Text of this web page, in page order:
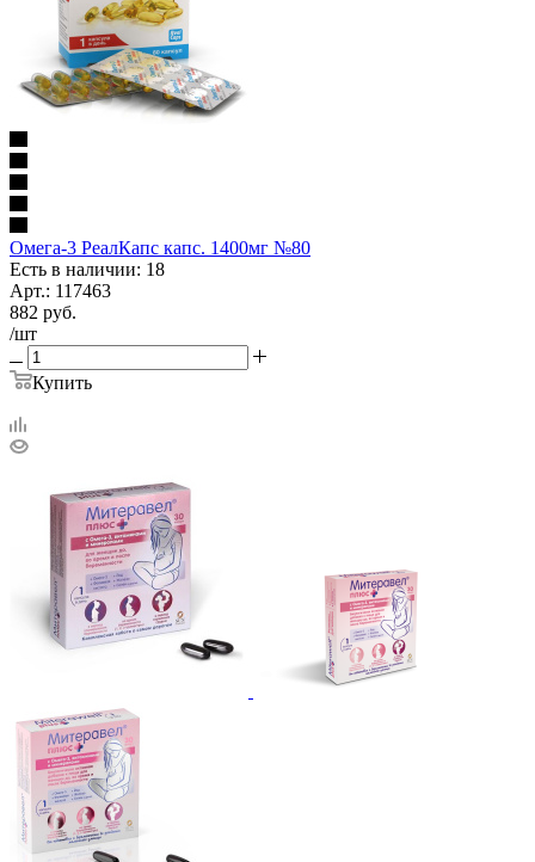
Омега-3 РеалКапс капс. 1400мг №80
Есть в наличии: 18
Арт.: 117463
882 руб.
/шт
Купить